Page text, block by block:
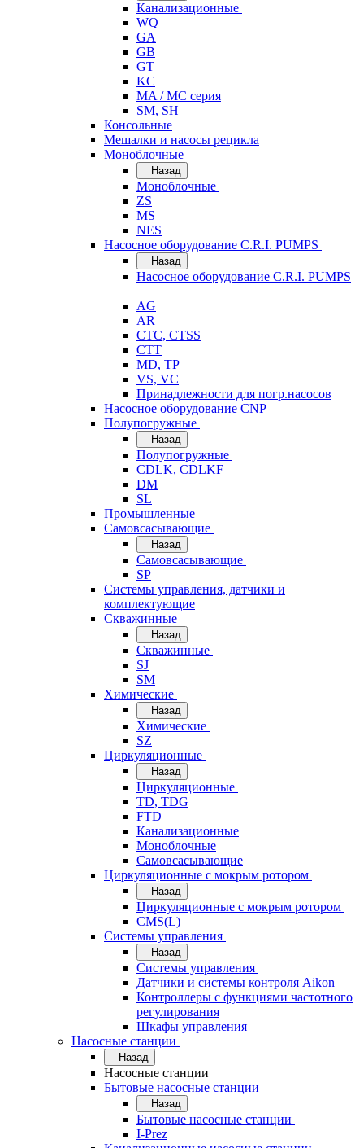
Канализационные
WQ
GA
GB
GT
KC
MA / MC серия
SM, SH
Консольные
Мешалки и насосы рецикла
Моноблочные
Назад
Моноблочные
ZS
MS
NES
Насосное оборудование C.R.I. PUMPS
Назад
Насосное оборудование C.R.I. PUMPS
AG
AR
CTC, CTSS
CTT
MD, TP
VS, VC
Принадлежности для погр.насосов
Насосное оборудование CNP
Полупогружные
Назад
Полупогружные
CDLK, CDLKF
DM
SL
Промышленные
Самовсасывающие
Назад
Самовсасывающие
SP
Системы управления, датчики и
комплектующие
Скважинные
Назад
Скважинные
SJ
SM
Химические
Назад
Химические
SZ
Циркуляционные
Назад
Циркуляционные
TD, TDG
FTD
Канализационные
Моноблочные
Самовсасывающие
Циркуляционные с мокрым ротором
Назад
Циркуляционные с мокрым ротором
CMS(L)
Системы управления
Назад
Системы управления
Датчики и системы контроля Aikon
Контроллеры с функциями частотного
регулирования
Шкафы управления
Насосные станции
Назад
Насосные станции
Бытовые насосные станции
Назад
Бытовые насосные станции
I-Prez